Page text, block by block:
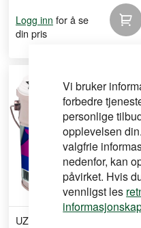
Vi bruker
forbedre
personlige
opplevelsen
valgfrie
nedenfor, kan
påvirket. Hvis
vennligst les
Logg inn for å se
din pris
UZIN